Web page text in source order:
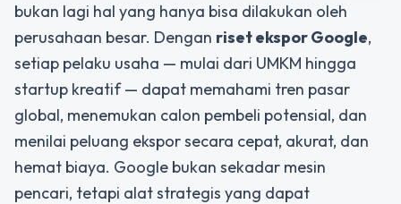
bukan lagi hal yang hanya bisa dilakukan oleh
perusahaan besar. Dengan riset ekspor Google,
setiap pelaku usaha — mulai dari UMKM hingga
startup kreatif — dapat memahami tren pasar
global, menemukan calon pembeli potensial, dan
menilai peluang ekspor secara cepat, akurat, dan
hemat biaya. Google bukan sekadar mesin
pencari, tetapi alat strategis yang dapat